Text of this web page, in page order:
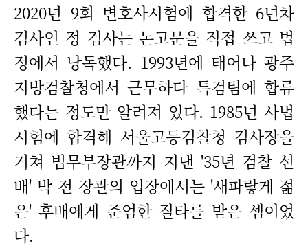
2020년 9회 변호사시험에 합격한 6년차
검사인 정 검사는 논고문을 직접 쓰고 법
정에서 낭독했다. 1993년에 태어나 광주
지방검찰청에서 근무하다 특검팀에 합류
했다는 정도만 알려져 있다. 1985년 사법
시험에 합격해 서울고등검찰청 검사장을
거쳐 법무부장관까지 지낸 '35년 검찰 선
배' 박 전 장관의 입장에서는 '새파랗게 젊
은' 후배에게 준엄한 질타를 받은 셈이었
다.